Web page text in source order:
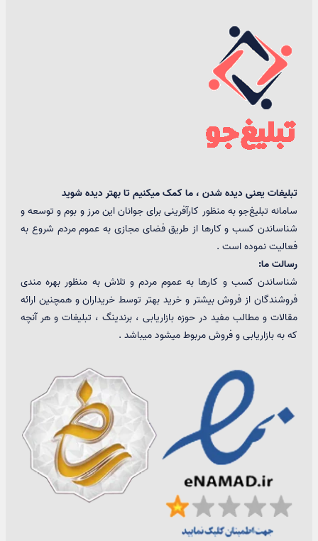
تبلیغات یعنی دیده شدن ، ما کمک میکنیم تا بهتر دیده شوید
سامانه تبلیغ‌جو به منظور کارآفرینی برای جوانان این مرز و بوم و توسعه و
شناساندن کسب و کارها از طریق فضای مجازی به عموم مردم شروع به
فعالیت نموده است .
رسالت ما:
شناساندن کسب و کارها به عموم مردم و تلاش به منظور بهره مندی
فروشندگان از فروش بیشتر و خرید بهتر توسط خریداران و همچنین ارائه
مقالات و مطالب مفید در حوزه بازاریابی ، برندینگ ، تبلیغات و هر آنچه
که به بازاریابی و فروش مربوط میشود میباشد .